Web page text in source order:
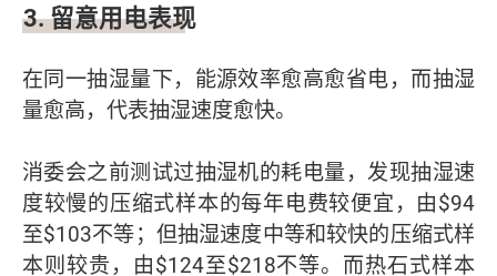
3. 留意用电表现
在同一抽湿量下，能源效率愈高愈省电，而抽湿
量愈高，代表抽湿速度愈快。
消委会之前测试过抽湿机的耗电量，发现抽湿速
度较慢的压缩式样本的每年电费较便宜，由$94
至$103不等；但抽湿速度中等和较快的压缩式样
本则较贵，由$124至$218不等。而热石式样本